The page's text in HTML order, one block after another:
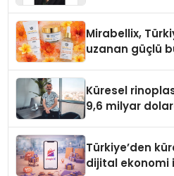
Mirabellix,
uzanan güçlü
Küresel
9,6 milyar
Türkiye’den
dijital ekonomi